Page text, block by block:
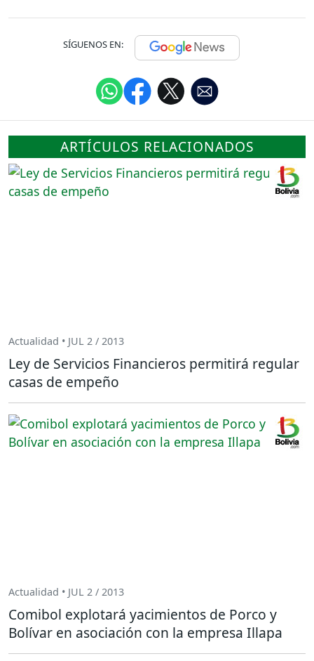
SÍGUENOS EN:
ARTÍCULOS RELACIONADOS
Actualidad • JUL 2 / 2013
Ley de Servicios Financieros permitirá regular
casas de empeño
Actualidad • JUL 2 / 2013
Comibol explotará yacimientos de Porco y
Bolívar en asociación con la empresa Illapa